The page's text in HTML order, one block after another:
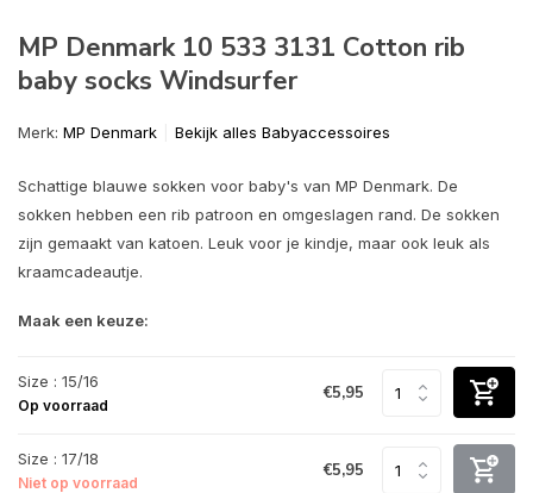
MP Denmark 10 533 3131 Cotton rib
baby socks Windsurfer
Merk: MP Denmark Bekijk alles Babyaccessoires
Schattige blauwe sokken voor baby's van MP Denmark. De
sokken hebben een rib patroon en omgeslagen rand. De sokken
zijn gemaakt van katoen. Leuk voor je kindje, maar ook leuk als
kraamcadeautje.
Maak een keuze:
Size : 15/16
Op voorraad
€5,95
Size : 17/18
Niet op voorraad
€5,95